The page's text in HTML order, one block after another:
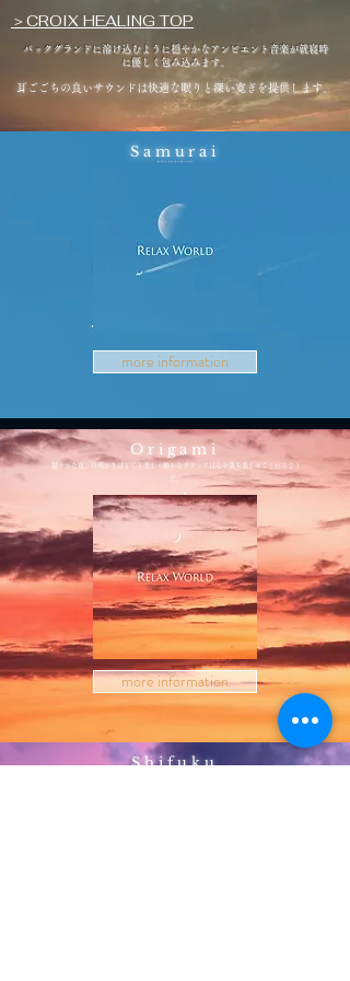
＞CROIX HEALING TOP
バックグランドに溶け込むように穏やかなアンビエント音楽が就寝時
に優しく包み込みます。
耳ごごちの良いサウンドは快適な眠りと深い寛ぎを提供します。
Samurai
more information
Origami
穏やかな夜、月明かりはとても美しく静かなサウンドは心を落ち着かせてくれるよう
だ。
more information
Shifuku